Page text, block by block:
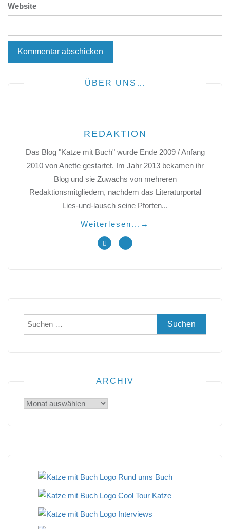
Website
ÜBER UNS…
REDAKTION
Das Blog "Katze mit Buch" wurde Ende 2009 / Anfang
2010 von Anette gestartet. Im Jahr 2013 bekamen ihr
Blog und sie Zuwachs von mehreren
Redaktionsmitgliedern, nachdem das Literaturportal
Lies-und-lausch seine Pforten...
Weiterlesen... →
Suchen
nach:
ARCHIV
Archiv